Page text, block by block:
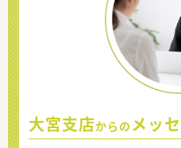
大宮支店からの メッ